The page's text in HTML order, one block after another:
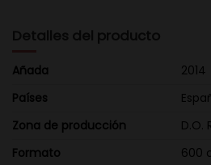
Detalles del producto
Añada
2014
Países
Zona de producción
D.O.
Formato
600